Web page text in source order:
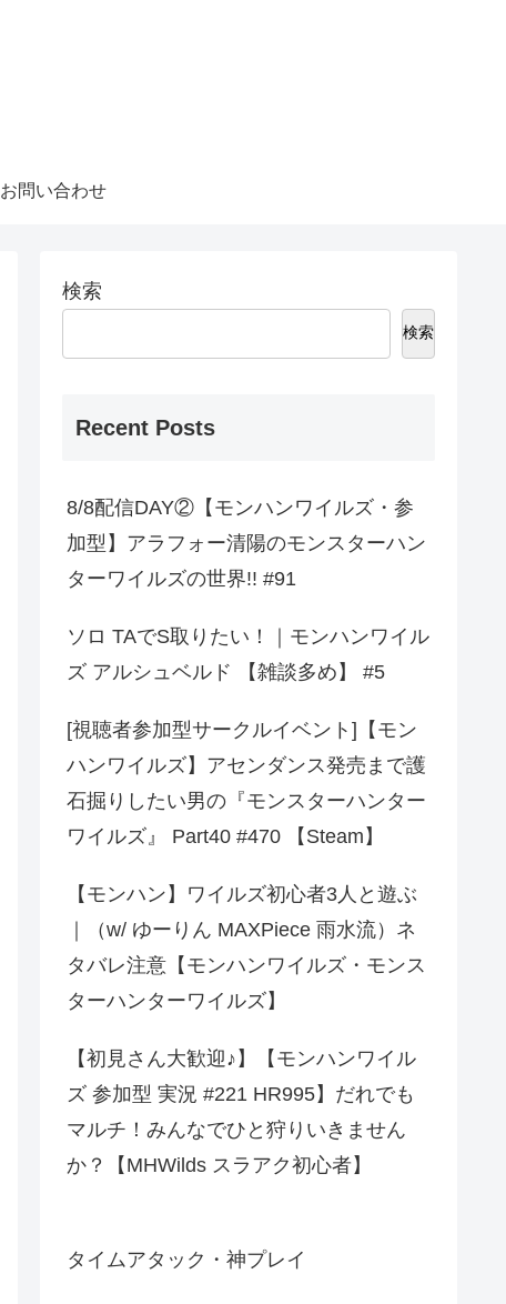
お問い合わせ
検索
検索
Recent Posts
8/8配信DAY②【モンハンワイルズ・参
加型】アラフォー清陽のモンスターハン
ターワイルズの世界!! #91
ソロ TAでS取りたい！｜モンハンワイル
ズ アルシュベルド 【雑談多め】 #5
[視聴者参加型サークルイベント]【モン
ハンワイルズ】アセンダンス発売まで護
石掘りしたい男の『モンスターハンター
ワイルズ』 Part40 #470 【Steam】
【モンハン】ワイルズ初心者3人と遊ぶ
｜（w/ ゆーりん MAXPiece 雨水流）ネ
タバレ注意【モンハンワイルズ・モンス
ターハンターワイルズ】
【初見さん大歓迎♪】【モンハンワイル
ズ 参加型 実況 #221 HR995】だれでも
マルチ！みんなでひと狩りいきません
か？【MHWilds スラアク初心者】
タイムアタック・神プレイ